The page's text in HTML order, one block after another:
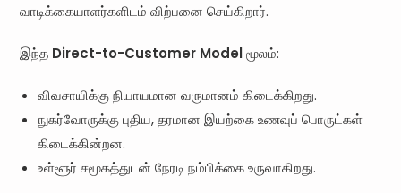
வாடிக்கையாளர்களிடம் விற்பனை செய்கிறார்.
இந்த Direct-to-Customer Modelமூலம்:
விவசாயிக்கு நியாயமான வருமானம் கிடைக்கிறது.
நுகர்வோருக்கு புதிய, தரமான இயற்கை உணவுப் பொருட்கள்
கிடைக்கின்றன.
உள்ளூர் சமூகத்துடன் நேரடி நம்பிக்கை உருவாகிறது.